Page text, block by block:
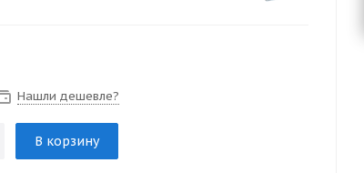
Нашли дешевле?
В корзину